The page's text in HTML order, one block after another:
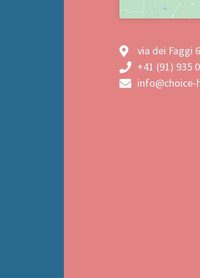
via dei Faggi
+41 (91) 935
info@choice-